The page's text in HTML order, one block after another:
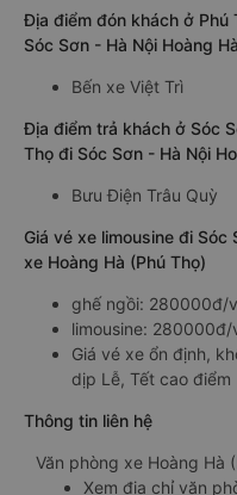
Địa điểm đón khách ở Phú
Sóc Sơn - Hà Nội Hoàng
Bến xe Việt Trì
Địa điểm trả khách ở Sóc
Thọ đi Sóc Sơn - Hà Nội
Bưu Điện Trâu Quỳ
Giá vé xe limousine đi Sóc
xe Hoàng Hà (Phú Thọ)
ghế ngồi: 280000đ/
limousine: 280000đ/
Giá vé xe ổn định,
dịp Lễ, Tết cao điểm
Thông tin liên hệ
Văn phòng xe Hoàng Hà
Xem địa chỉ văn